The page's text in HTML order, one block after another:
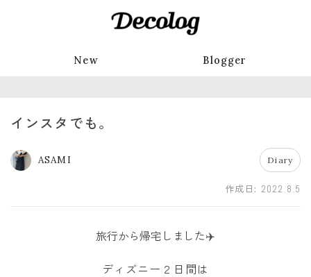
New Blogger
インスタでも。
ASAMI Diary
作成日: 2022.8.5
旅行から帰宅しました✈️
ディズニー２日間は